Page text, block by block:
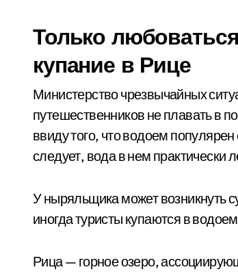
Только
купание в Рице
Министерство чрезвычайных
путешественников не плавать в
ввиду того, что водоем
следует, вода в нем практически
У ныряльщика может возникнуть
иногда туристы купаются в
Рица — горное озеро,